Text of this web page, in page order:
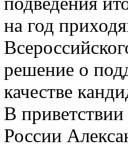
на год
решение о
качестве
В
России